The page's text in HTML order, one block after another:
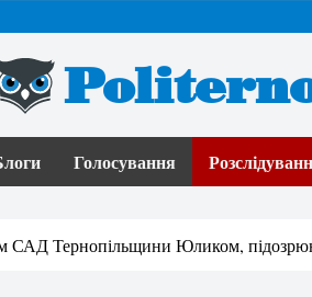
Голосування
САД Тернопільщини Юликом,